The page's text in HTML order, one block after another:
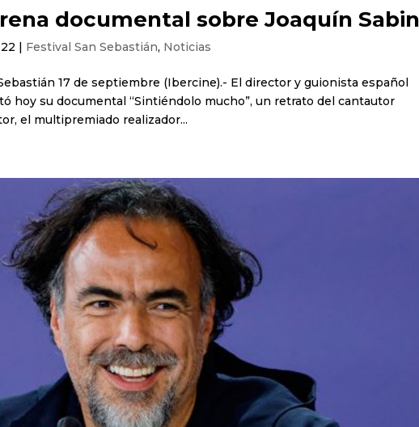
documental sobre Joaquín
| Festival San Sebastián, Noticias
17 de septiembre (Ibercine).- El director y guionista español
hoy su documental “Sintiéndolo mucho”, un retrato del cantautor
el multipremiado realizador...